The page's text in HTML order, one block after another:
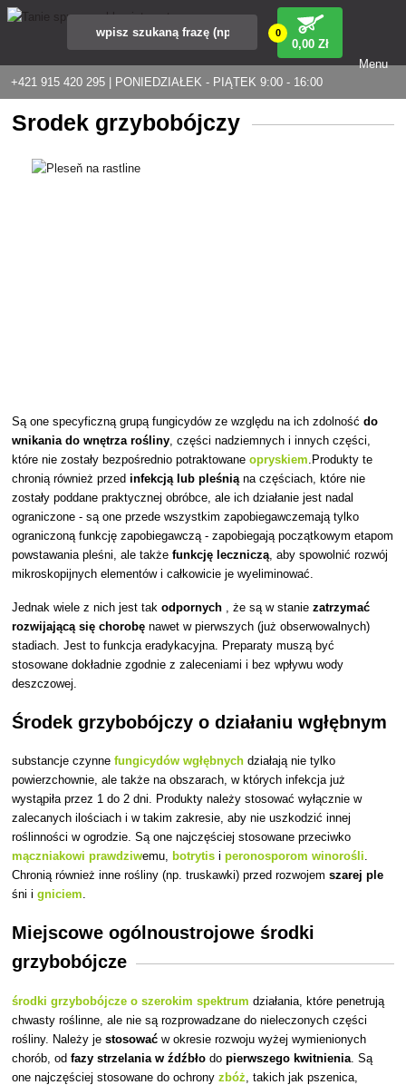
+421 915 420 295 | PONIEDZIAŁEK - PIĄTEK 9:00 - 16:00
0
0,00 Zł
Menu
Środek grzybobójczy
Są one specyficzną grupą fungicydów ze względu na ich zdolnośćdo
wnikania do wnętrza rośliny , części nadziemnych i innych części,
które nie zostały bezpośrednio potraktowaneopryskiem .Produkty te
chronią również przedinfekcją lub pleśnią na częściach, które nie
zostały poddane praktycznej obróbce, ale ich działanie jest nadal
ograniczone - są one przede wszystkim zapobiegawczemają tylko
ograniczoną funkcję zapobiegawczą - zapobiegają początkowym etapom
powstawania pleśni, ale takżefunkcję leczniczą , aby spowolnić rozwój
mikroskopijnych elementów i całkowicie je wyeliminować.
Jednak wiele z nich jest takodpornych , że są w staniezatrzymać
rozwijającą się chorobę nawetw pierwszych (już obserwowalnych)
stadiach. Jest to funkcja eradykacyjna. Preparaty muszą być
stosowane dokładnie zgodnie z zaleceniami i bez wpływu wody
deszczowej.
Środek grzybobójczy o działaniu wgłębnym
substancje czynnefungicydów wgłębnych działają nie tylko
powierzchownie, ale także na obszarach, w których infekcja już
wystąpiła przez 1 do 2 dni. Produkty należy stosować wyłącznie w
zalecanych ilościach i w takim zakresie, aby nie uszkodzić innej
roślinności w ogrodzie. Są one najczęściej stosowane przeciwko
mączniakowi prawdziwemu, botrytis iperonosporom winorośli.
Chronią również inne rośliny (np. truskawki) przed rozwojemszarej ple
śni igniciem.
Miejscowe ogólnoustrojowe środki
grzybobójcze
środki grzybobójcze o szerokim spektrum działania, które penetrują
chwasty roślinne, ale nie są rozprowadzane do nieleczonych części
rośliny. Należy jestosować w okresie rozwoju wyżej wymienionych
chorób, odfazy strzelania w źdźbłodopierwszego kwitnienia . Są
one najczęściej stosowane do ochronyzbóż , takich jak pszenica,